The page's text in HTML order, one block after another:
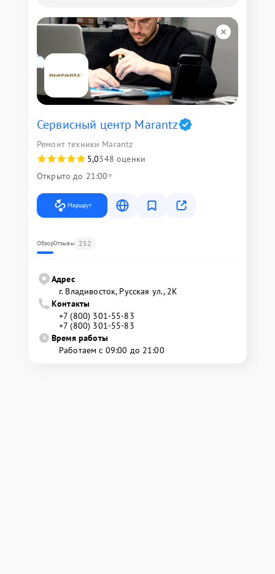
Сервисный центр Marantz
Ремонт техники Marantz
5,0348 оценки
Открыто до 21:00
Маршрут
ОбзорОтзывы 252
Адрес
г. Владивосток, Русская ул., 2К
Контакты
+7 (800) 301-55-83
+7 (800) 301-55-83
Время работы
Работаем с 09:00 до 21:00